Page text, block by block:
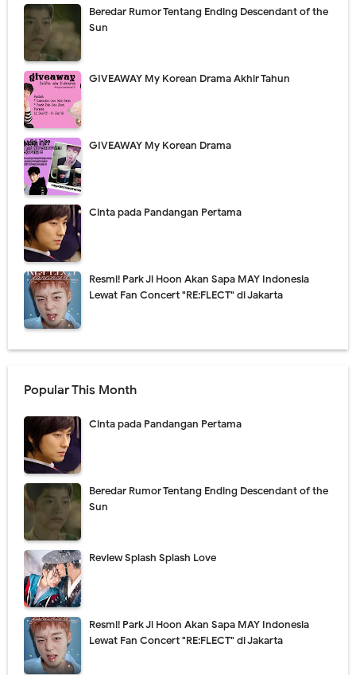
Beredar Rumor Tentang Ending Descendant of the
Sun
GIVEAWAY My Korean Drama Akhir Tahun
GIVEAWAY My Korean Drama
Cinta pada Pandangan Pertama
Resmi! Park Ji Hoon Akan Sapa MAY Indonesia
Lewat Fan Concert "RE:FLECT" di Jakarta
Popular This Month
Cinta pada Pandangan Pertama
Beredar Rumor Tentang Ending Descendant of the
Sun
Review Splash Splash Love
Resmi! Park Ji Hoon Akan Sapa MAY Indonesia
Lewat Fan Concert "RE:FLECT" di Jakarta